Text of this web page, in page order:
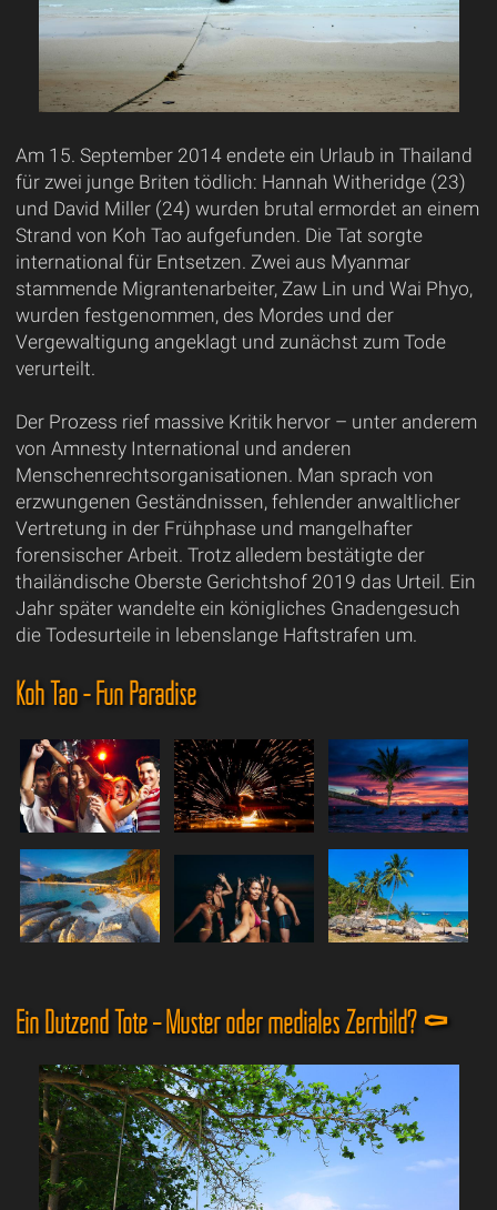
Am 15. September 2014 endete ein Urlaub in Thailand
für zwei junge Briten tödlich: Hannah Witheridge (23)
und David Miller (24) wurden brutal ermordet an einem
Strand von Koh Tao aufgefunden. Die Tat sorgte
international für Entsetzen. Zwei aus Myanmar
stammende Migrantenarbeiter, Zaw Lin und Wai Phyo,
wurden festgenommen, des Mordes und der
Vergewaltigung angeklagt und zunächst zum Tode
verurteilt.
Der Prozess rief massive Kritik hervor – unter anderem
von Amnesty International und anderen
Menschenrechtsorganisationen. Man sprach von
erzwungenen Geständnissen, fehlender anwaltlicher
Vertretung in der Frühphase und mangelhafter
forensischer Arbeit. Trotz alledem bestätigte der
thailändische Oberste Gerichtshof 2019 das Urteil. Ein
Jahr später wandelte ein königliches Gnadengesuch
die Todesurteile in lebenslange Haftstrafen um.
Koh Tao - Fun Paradise
Ein Dutzend Tote – Muster oder mediales Zerrbild? ⚰️